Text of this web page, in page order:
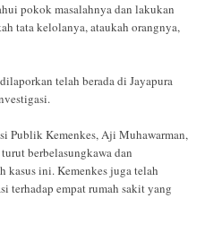
pokok masalahnya dan lakukan
tata kelolanya, ataukah orangnya,
telah berada di Jayapura
Publik Kemenkes, Aji Muhawarman,
berbelasungkawa dan
kasus ini. Kemenkes juga telah
terhadap empat rumah sakit yang